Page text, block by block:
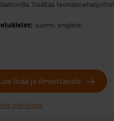
Sisältää
suomi, englanti
Lue lisää ja ilmoittaudu
paketteja